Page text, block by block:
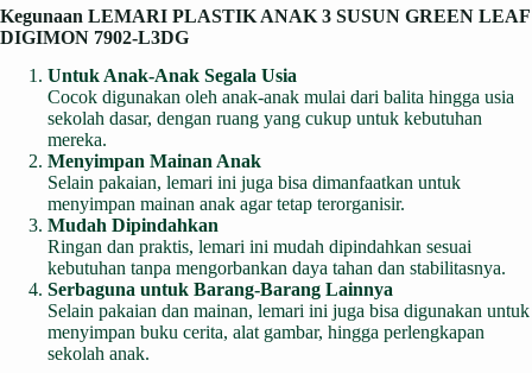
Kegunaan LEMARI PLASTIK ANAK 3 SUSUN GREEN LEAF
DIGIMON 7902-L3DG
Untuk Anak-Anak Segala Usia
Cocok digunakan oleh anak-anak mulai dari balita hingga usia
sekolah dasar, dengan ruang yang cukup untuk kebutuhan
mereka.
Menyimpan Mainan Anak
Selain pakaian, lemari ini juga bisa dimanfaatkan untuk
menyimpan mainan anak agar tetap terorganisir.
Mudah Dipindahkan
Ringan dan praktis, lemari ini mudah dipindahkan sesuai
kebutuhan tanpa mengorbankan daya tahan dan stabilitasnya.
Serbaguna untuk Barang-Barang Lainnya
Selain pakaian dan mainan, lemari ini juga bisa digunakan untuk
menyimpan buku cerita, alat gambar, hingga perlengkapan
sekolah anak.